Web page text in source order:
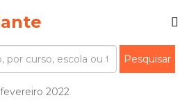
2022